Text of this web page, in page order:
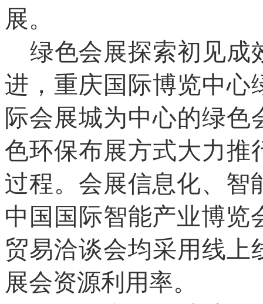
展。
绿色会展探索初见成
进，重庆国际博览中心
际会展城为中心的绿
色环保布展方式大力推
过程。会展信息化、智
中国国际智能产业博览
贸易洽谈会均采用线上
展会资源利用率。